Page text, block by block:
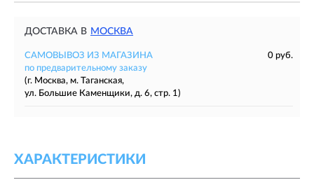
ДОСТАВКА В МОСКВА
САМОВЫВОЗ ИЗ МАГАЗИНА
0 руб.
по предварительному заказу
(г. Москва, м. Таганская,
ул. Большие Каменщики, д. 6, стр. 1)
ХАРАКТЕРИСТИКИ